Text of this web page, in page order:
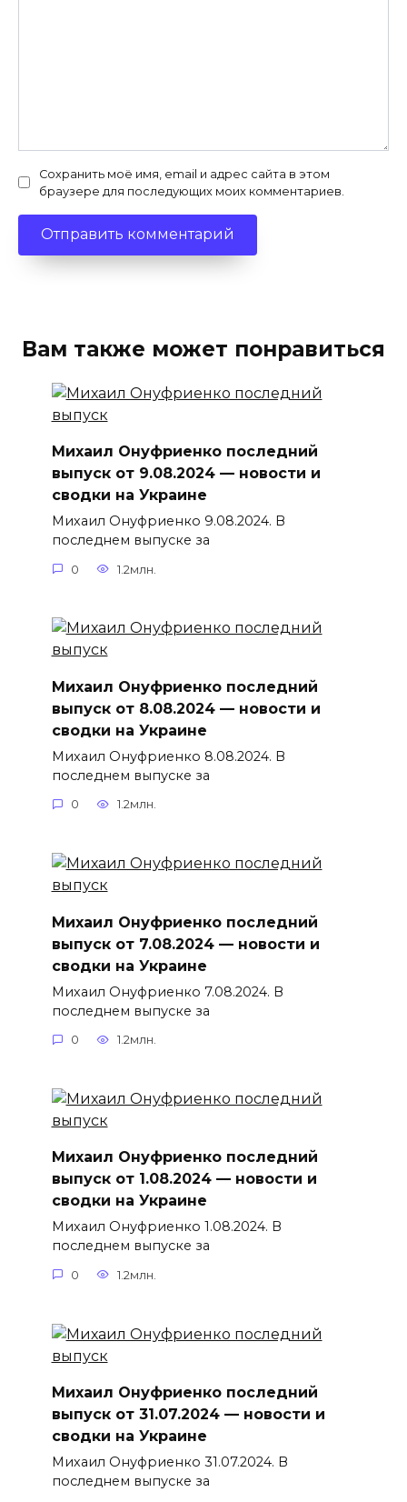
Сохранить моё имя, email и адрес сайта в этом
браузере для последующих моих комментариев.
Вам также может понравиться
Михаил Онуфриенко последний
выпуск от 9.08.2024 — новости и
сводки на Украине
Михаил Онуфриенко 9.08.2024. В
последнем выпуске за
0 1.2млн.
Михаил Онуфриенко последний
выпуск от 8.08.2024 — новости и
сводки на Украине
Михаил Онуфриенко 8.08.2024. В
последнем выпуске за
0 1.2млн.
Михаил Онуфриенко последний
выпуск от 7.08.2024 — новости и
сводки на Украине
Михаил Онуфриенко 7.08.2024. В
последнем выпуске за
0 1.2млн.
Михаил Онуфриенко последний
выпуск от 1.08.2024 — новости и
сводки на Украине
Михаил Онуфриенко 1.08.2024. В
последнем выпуске за
0 1.2млн.
Михаил Онуфриенко последний
выпуск от 31.07.2024 — новости и
сводки на Украине
Михаил Онуфриенко 31.07.2024. В
последнем выпуске за